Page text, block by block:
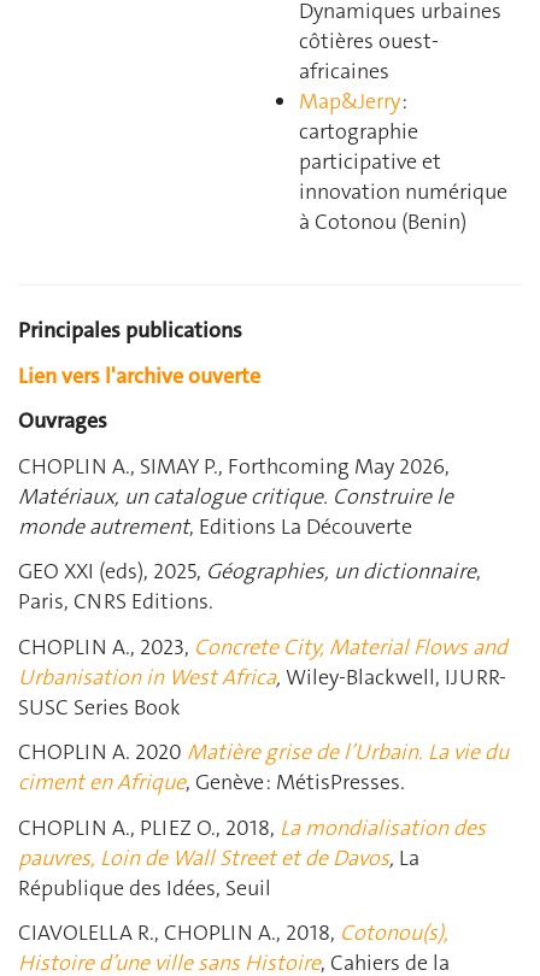
Dynamiques urbaines
côtières ouest-
africaines
Map&Jerry:
cartographie
participative et
innovation numérique
à Cotonou (Benin)
Principales publications
Lien vers l'archive ouverte
Ouvrages
CHOPLIN A., SIMAY P., Forthcoming May 2026,
Matériaux, un catalogue critique. Construire le
monde autrement, Editions La Découverte
GEO XXI (eds), 2025, Géographies, un dictionnaire,
Paris, CNRS Editions.
CHOPLIN A., 2023, Concrete City, Material Flows and
Urbanisationin West Africa, Wiley-Blackwell, IJURR-
SUSC Series Book
CHOPLIN A. 2020 Matière grise de l’Urbain. La vie du
ciment en Afrique, Genève : MétisPresses.
CHOPLIN A., PLIEZ O., 2018, La mondialisation des
pauvres, Loin de Wall Street et de Davos, La
République des Idées, Seuil
CIAVOLELLA R., CHOPLIN A., 2018, Cotonou(s),
Histoire d’une ville sans Histoire, Cahiers de la